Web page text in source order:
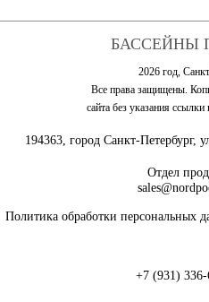
БАССЕЙНЫ
2026 год,
Все права защищены.
сайта без указания
194363, город Санкт-Петербург,
Отдел
Политика обработки персональных
+7 (931) 336-